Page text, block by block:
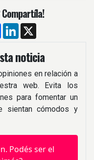
Facebook
LinkedIn
noticia
en relación a
web. Evita los
para fomentar un
sientan cómodos y
Podés ser el